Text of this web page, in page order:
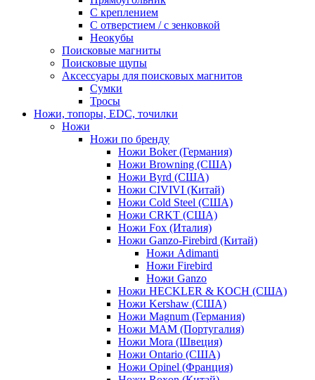
С креплением
С отверстием / с зенковкой
Неокубы
Поисковые магниты
Поисковые щупы
Аксессуары для поисковых магнитов
Сумки
Тросы
Ножи, топоры, EDC, точилки
Ножи
Ножи по бренду
Ножи Boker (Германия)
Ножи Browning (США)
Ножи Byrd (США)
Ножи CIVIVI (Китай)
Ножи Cold Steel (США)
Ножи CRKT (США)
Ножи Fox (Италия)
Ножи Ganzo-Firebird (Китай)
Ножи Adimanti
Ножи Firebird
Ножи Ganzo
Ножи HECKLER & KOCH (США)
Ножи Kershaw (США)
Ножи Magnum (Германия)
Ножи MAM (Португалия)
Ножи Mora (Швеция)
Ножи Ontario (США)
Ножи Opinel (Франция)